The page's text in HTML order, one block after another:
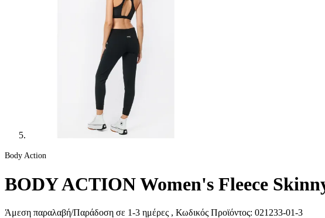
Body Action
BODY ACTION Women's Fleece
Άμεση παραλαβή/Παράδοση σε 1-3 ημέρες , Κωδικός Προϊόντος: 021233-01-3